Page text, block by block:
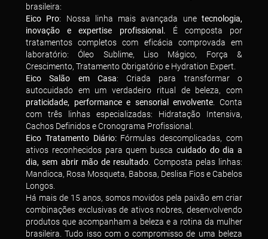
brasileira:
Eico Pro: Nossa linha mais avançada unetecnologia,
inovação e expertise profissional. É composta por
tratamentos completos com eficácia comprovada em
laboratório: Óleo Sublime, Liso Mágico, Força &
Crescimento, Tratamento Obrigatório e Hydration Expert.
Eico Salão em Casa: Criada para transformar o
autocuidado em um verdadeiro ritual de beleza, com
praticidade, performance e sensorial envolvente . Conta
com três linhas especializadas: Hidratação Intensiva,
Cachos Definidos e Cronograma Profissional.
Eico Tratamento Diário:Fórmulas descomplicadas, com
ativos reconhecidos para quem busca cuidado do dia a
dia, sem abrir mão de resultado . Composta pelas linhas:
Mandioca, Rosa Mosqueta, Babosa, Deslisa Fios e Cabelos
Longos.
Há mais de 15 anos, somos movidos pela paixão em criar
combinações exclusivas de ativos nobres, desenvolvendo
produtos que acompanham a beleza e a rotina da mulher
brasileira. Tudo isso com o compromisso de uma beleza